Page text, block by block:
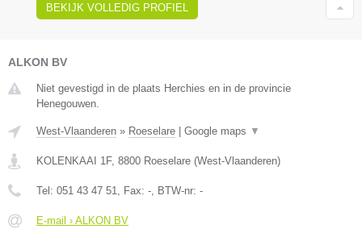
BEKIJK VOLLEDIG PROFIEL
ALKON BV
Niet gevestigd in de plaats Herchies en in de provincie
Henegouwen.
West-Vlaanderen » Roeselare Google maps ▼
KOLENKAAI 1F, 8800 Roeselare (West-Vlaanderen)
Tel: 051 43 47 51 , Fax: - , BTW-nr: -
E-mail › ALKON BV